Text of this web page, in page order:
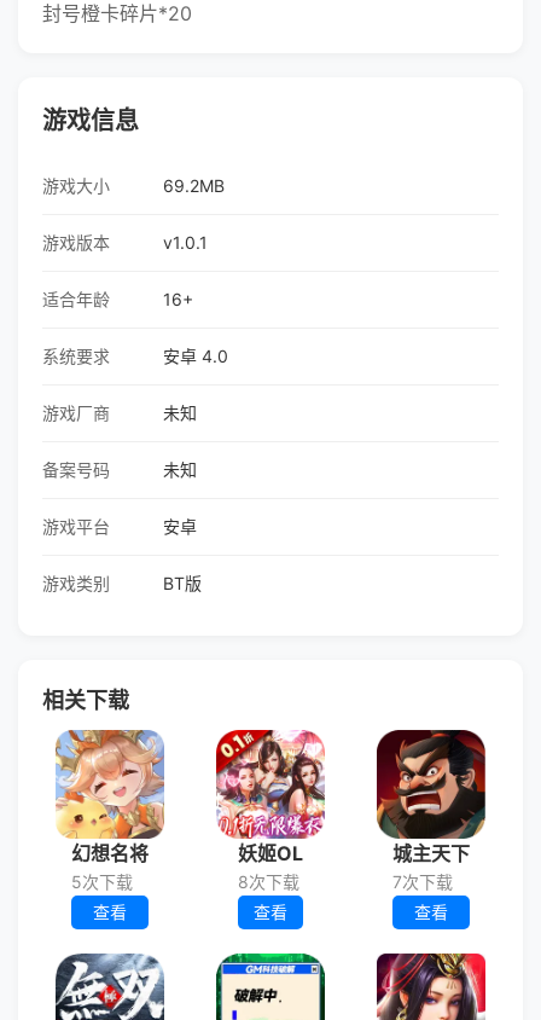
封号橙卡碎片*20
游戏信息
游戏大小 69.2MB
游戏版本 v1.0.1
适合年龄 16+
系统要求 安卓 4.0
游戏厂商 未知
备案号码 未知
游戏平台 安卓
游戏类别 BT版
相关下载
幻想名将
5次下载
查看
妖姬OL
8次下载
查看
城主天下
7次下载
查看